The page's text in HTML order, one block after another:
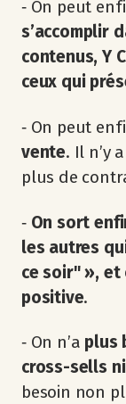
‐ On peut
s’accomplir
contenus, Y
ceux qui
‐ On peut
vente. Il n’y
plus de
‐ On sort
les autres
ce soir" », et
positive.
‐ On n’a plus
cross-sells
besoin non